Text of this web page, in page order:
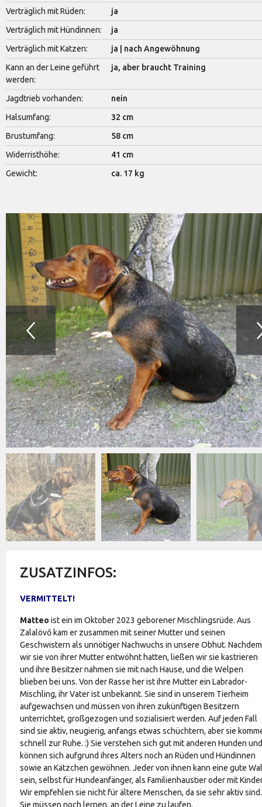
Verträglich mit Rüden:
ja
Verträglich mit Hündinnen:
ja
Verträglich mit Katzen:
ja | nach Angewöhnung
Kann an der Leine geführt
werden:
ja, aber braucht Training
Jagdtrieb vorhanden:
nein
Halsumfang:
32 cm
Brustumfang:
58 cm
Widerristhöhe:
41 cm
Gewicht:
ca. 17 kg
ZUSATZINFOS:
VERMITTELT!
Matteo ist ein im Oktober 2023 geborener Mischlingsrüde. Aus
Zalalövő kam er zusammen mit seiner Mutter und seinen
Geschwistern als unnötiger Nachwuchs in unsere Obhut. Nachdem
wir sie von ihrer Mutter entwöhnt hatten, ließen wir sie kastrieren
und ihre Besitzer nahmen sie mit nach Hause, und die Welpen
blieben bei uns. Von der Rasse her ist ihre Mutter ein Labrador-
Mischling, ihr Vater ist unbekannt. Sie sind in unserem Tierheim
aufgewachsen und müssen von ihren zukünftigen Besitzern
unterrichtet, großgezogen und sozialisiert werden. Auf jeden Fall
sind sie aktiv, neugierig, anfangs etwas schüchtern, aber sie
schnell zur Ruhe. :) Sie verstehen sich gut mit anderen Hunden und
können sich aufgrund ihres Alters noch an Rüden und Hündinnen
sowie an Kätzchen gewöhnen. Jeder von ihnen kann eine gute
sein, selbst für Hundeanfänger, als Familienhaustier oder mit
Wir empfehlen sie nicht für ältere Menschen, da sie sehr aktiv sind.
Sie müssen noch lernen, an der Leine zu laufen.